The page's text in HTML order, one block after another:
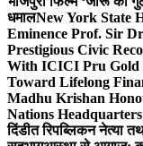
धमालNew York State
Eminence Prof. Sir
Prestigious Civic
With ICICI Pru Gold
Toward Lifelong
Madhu Krishan
Nations
दिंडीत रिपब्लिकन नेत्या